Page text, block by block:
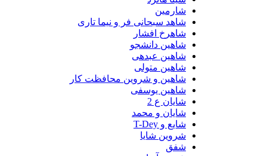
شارمین
شاهد سبحانی فر و نیما تاری
شاهرخ افشار
شاهین دانشجو
شاهین عبدهی
شاهین متولی
شاهین و شروین محافظت کار
شاهین یوسفی
شایان ع 2
شایان و محمد
شایع و T-Dey
شروین شایا
شفق